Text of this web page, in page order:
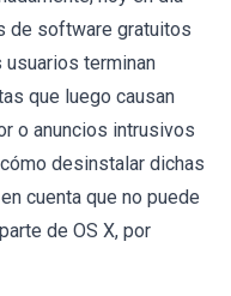
de software gratuitos
usuarios terminan
que luego causan
o anuncios intrusivos
desinstalar dichas
cuenta que no puede
de OS X, por